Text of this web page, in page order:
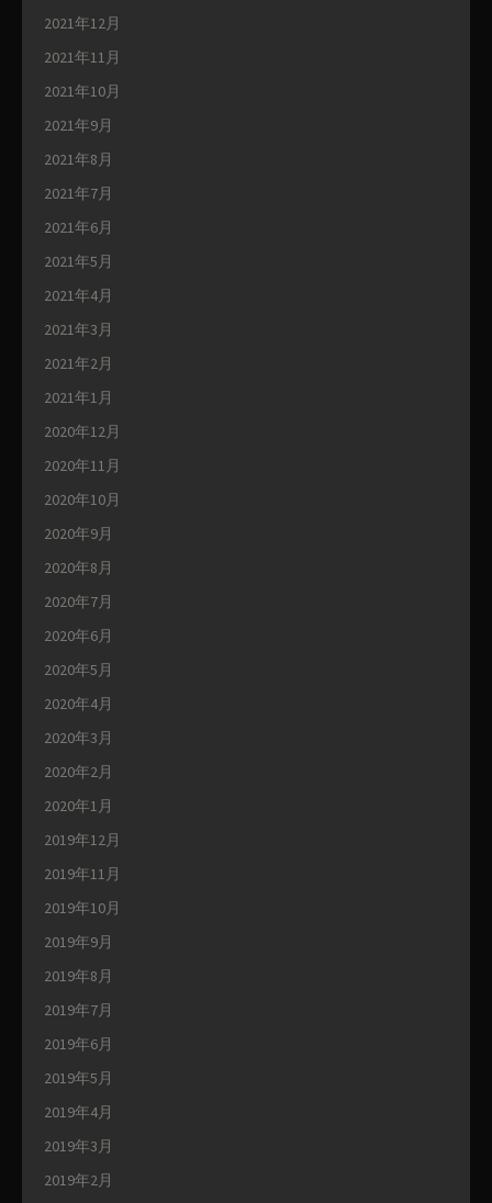
2021年12月
2021年11月
2021年10月
2021年9月
2021年8月
2021年7月
2021年6月
2021年5月
2021年4月
2021年3月
2021年2月
2021年1月
2020年12月
2020年11月
2020年10月
2020年9月
2020年8月
2020年7月
2020年6月
2020年5月
2020年4月
2020年3月
2020年2月
2020年1月
2019年12月
2019年11月
2019年10月
2019年9月
2019年8月
2019年7月
2019年6月
2019年5月
2019年4月
2019年3月
2019年2月